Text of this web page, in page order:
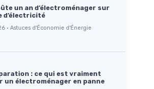
un an d’électroménager sur
d’électricité
· Astuces d'Économie d'Énergie
: ce qui est vraiment
un électroménager en panne